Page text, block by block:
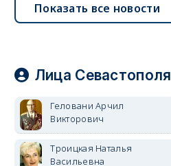
Показать все новости
Лица Севастополя
Геловани Арчил
Викторович
Троицкая Наталья
Васильевна